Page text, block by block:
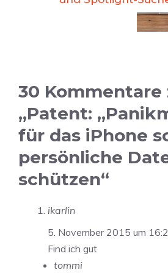
30 Kommentare
„Patent:
für das iPhone
persönliche
schützen“
ikarlin
5. November 2015 um
Find ich gut
tommi